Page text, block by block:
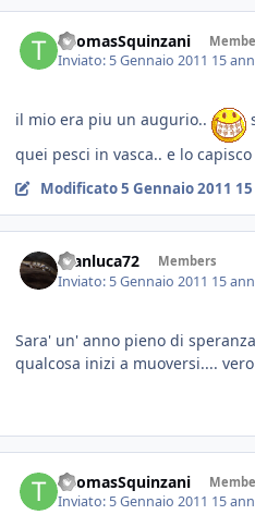
ThomasSquinzani
Inviato: 5 Gennaio 2011 15
il mio era piu un augurio..
quei pesci in vasca.. e lo
Modificato5 Gennaio 2011
Gianluca72 Members
Inviato: 5 Gennaio 2011 15
Sara' un' anno pieno di
qualcosa inizi a muoversi....
ThomasSquinzani
Inviato: 5 Gennaio 2011 15